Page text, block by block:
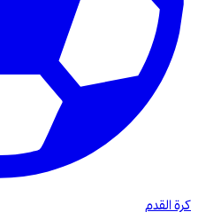
كرة القدم